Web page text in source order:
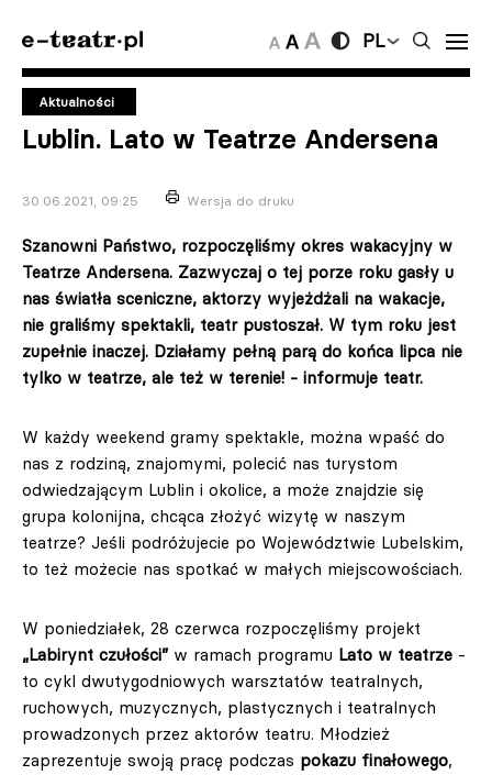
PL
Aktualności
Lublin. Lato w Teatrze Andersena
30.06.2021, 09:25 Wersja do druku
Szanowni Państwo, rozpoczęliśmy okres wakacyjny w
Teatrze Andersena. Zazwyczaj o tej porze roku gasły u
nas światła sceniczne, aktorzy wyjeżdżali na wakacje,
nie graliśmy spektakli, teatr pustoszał. W tym roku jest
zupełnie inaczej. Działamy pełną parą do końca lipca nie
tylko w teatrze, ale też w terenie! - informuje teatr.
W każdy weekend gramy spektakle, można wpaść do
nas z rodziną, znajomymi, polecić nas turystom
odwiedzającym Lublin i okolice, a może znajdzie się
grupa kolonijna, chcąca złożyć wizytę w naszym
teatrze? Jeśli podróżujecie po Województwie Lubelskim,
to też możecie nas spotkać w małych miejscowościach.
W poniedziałek, 28 czerwca rozpoczęliśmy projekt
„Labirynt czułości” w ramach programu Lato w teatrze -
to cykl dwutygodniowych warsztatów teatralnych,
ruchowych, muzycznych, plastycznych i teatralnych
prowadzonych przez aktorów teatru. Młodzież
zaprezentuje swoją pracę podczas pokazu finałowego,